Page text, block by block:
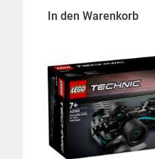
In den Warenkorb